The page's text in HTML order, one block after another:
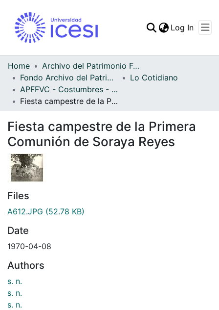
Statistics
Log In
Home
Archivo del Patrimonio Fotográfico y Fílmico del Valle del Cauca
Fondo Archivo del Patrimonio Fotográfico y Fílmico del Valle del Cauca
Lo Cotidiano
APFFVC - Costumbres - Patrimonial
Fiesta campestre de la Primera Comunión de Soraya Reyes
Fiesta campestre de la Primera
Comunión de Soraya Reyes
Files
A612.JPG (52.78 KB)
Date
1970-04-08
Authors
s. n.
s. n.
s. n.